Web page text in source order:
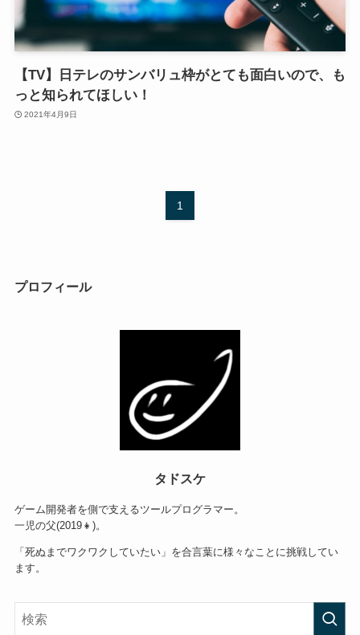
【TV】日テレのサンバリュ枠がとても面白いので、も
っと知られてほしい！
2021年4月9日
1
プロフィール
タドスケ
ゲーム開発者を側で支えるツールプログラマー。
一児の父(2019👧)。
「死ぬまでワクワクしていたい」を合言葉に様々なことに挑戦してい
ます。